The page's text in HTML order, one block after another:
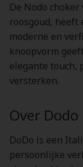
De Nodo
roosgoud, heeft
moderne en
knoopvorm
elegante touch,
versterken.
Over Dodo
DoDo is een
persoonlijke